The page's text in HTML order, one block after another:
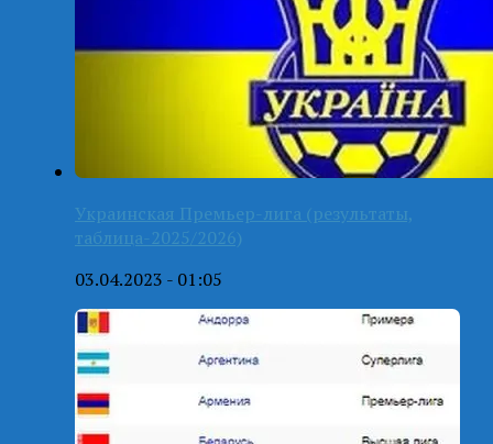
Украинская Премьер-лига (результаты,
таблица-2025/2026)
03.04.2023 - 01:05